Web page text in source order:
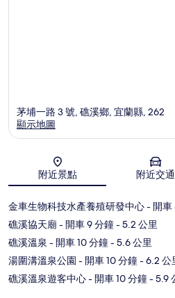
地圖
茅埔一路 3 號, 礁溪鄉, 宜蘭縣, 262
顯示地圖
附近景點 附近交通
金車生物科技水產養殖研發中心- 開車
礁溪協天廟 - 開車 9 分鐘- 5.2 公里
礁溪溫泉 - 開車 10 分鐘- 5.6 公里
湯圍溝溫泉公園 - 開車 10 分鐘- 6.2 公
礁溪溫泉遊客中心- 開車 10 分鐘- 5.9